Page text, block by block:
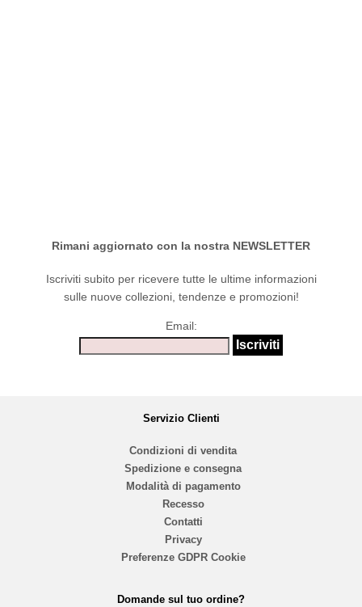
Rimani aggiornato con la nostra NEWSLETTER
Iscriviti subito per ricevere tutte le ultime informazioni
sulle nuove collezioni, tendenze e promozioni!
Email:
Servizio Clienti
Condizioni di vendita
Spedizione e consegna
Modalità di pagamento
Recesso
Contatti
Privacy
Preferenze GDPR Cookie
Domande sul tuo ordine?